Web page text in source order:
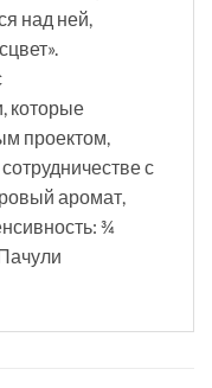
над ней,
которые
проектом,
с
аромат,
¾